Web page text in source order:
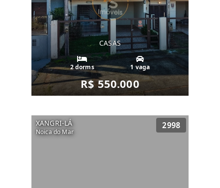
CASAS
2 dorms 1 vaga
R$ 550.000
XANGRI-LÁ
Noica do Mar
2998